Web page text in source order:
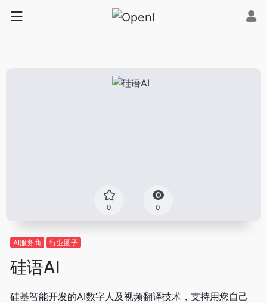
0 0
AI服务商 行业圈子
硅语AI
硅基智能开发的AI数字人及视频翻译技术，支持用您自己